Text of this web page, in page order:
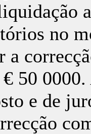
no
a
50
e de